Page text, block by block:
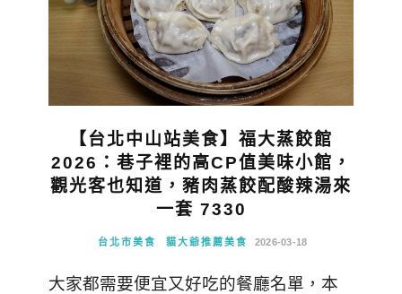
【台北中山站美食】福大蒸餃館
2026：巷子裡的高CP值美味小館，
觀光客也知道，豬肉蒸餃配酸辣湯來
一套 7330
台北市美食 貓大爺推薦美食 2026-03-18
大家都需要便宜又好吃的餐廳名單，本